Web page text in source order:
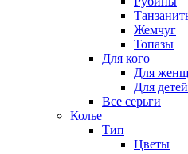
Жемчуг
Топазы
Для кого
Для
Для детей
Все серьги
Колье
Тип
Цветы